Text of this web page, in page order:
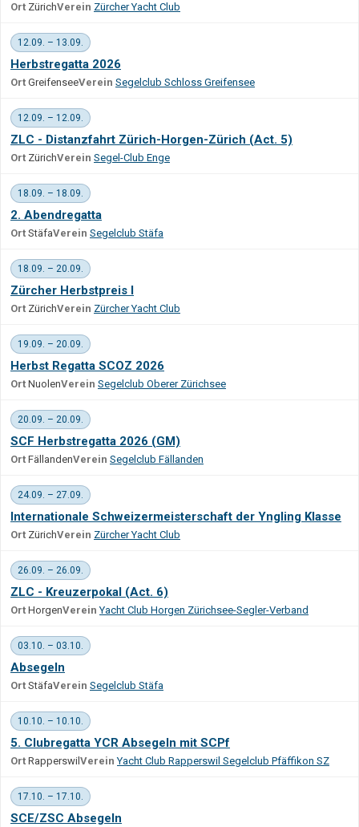
Ort ZürichVerein Zürcher Yacht Club
12.09. – 13.09.
Herbstregatta 2026
Ort GreifenseeVerein Segelclub Schloss Greifensee
12.09. – 12.09.
ZLC - Distanzfahrt Zürich-Horgen-Zürich (Act. 5)
Ort ZürichVerein Segel-Club Enge
18.09. – 18.09.
2. Abendregatta
Ort StäfaVerein Segelclub Stäfa
18.09. – 20.09.
Zürcher Herbstpreis I
Ort ZürichVerein Zürcher Yacht Club
19.09. – 20.09.
Herbst Regatta SCOZ 2026
Ort NuolenVerein Segelclub Oberer Zürichsee
20.09. – 20.09.
SCF Herbstregatta 2026 (GM)
Ort FällandenVerein Segelclub Fällanden
24.09. – 27.09.
Internationale Schweizermeisterschaft der Yngling Klasse
Ort ZürichVerein Zürcher Yacht Club
26.09. – 26.09.
ZLC - Kreuzerpokal (Act. 6)
Ort HorgenVerein Yacht Club Horgen Zürichsee-Segler-Verband
03.10. – 03.10.
Absegeln
Ort StäfaVerein Segelclub Stäfa
10.10. – 10.10.
5. Clubregatta YCR Absegeln mit SCPf
Ort Rapperswil Verein Yacht Club Rapperswil Segelclub Pfäffikon SZ
17.10. – 17.10.
SCE/ZSC Absegeln